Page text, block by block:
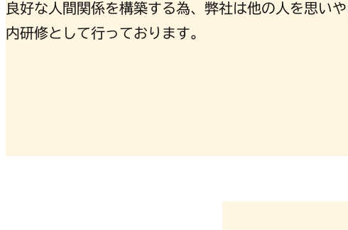
良好な人間関係を構築する為、弊社は他の人を思い
内研修として行っております。